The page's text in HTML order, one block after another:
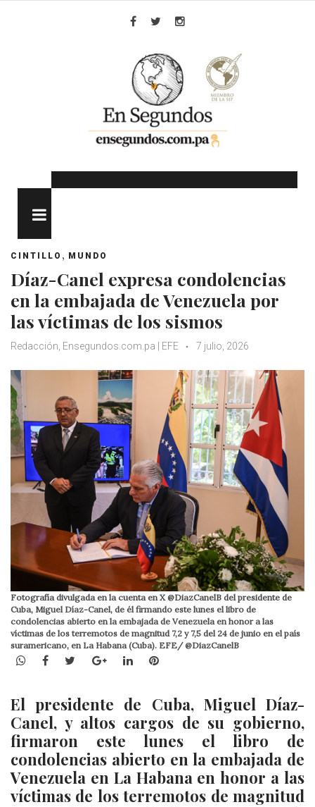
CINTILLO , MUNDO
Díaz-Canel expresa condolencias
en la embajada de Venezuela por
las víctimas de los sismos
Redacción, Ensegundos.com.pa | EFE 7 julio, 2026
Fotografía divulgada en la cuenta en X @DiazCanelB del presidente de
Cuba, Miguel Díaz-Canel, de él firmando este lunes el libro de
condolencias abierto en la embajada de Venezuela en honor a las
víctimas de los terremotos de magnitud 7,2 y 7,5 del 24 de junio en el país
suramericano, en La Habana (Cuba). EFE/ @DiazCanelB
WhatsApp
Facebook
TwitterGoogle+LinkedInPinterest
El presidente de Cuba, Miguel Díaz-
Canel, y altos cargos de su gobierno,
firmaron este lunes el libro de
condolencias abierto en la embajada de
Venezuela en La Habana en honor a las
víctimas de los terremotos de magnitud